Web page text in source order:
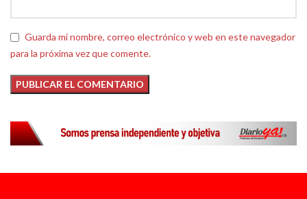
Guarda mi nombre, correo electrónico y web en este navegador
para la próxima vez que comente.